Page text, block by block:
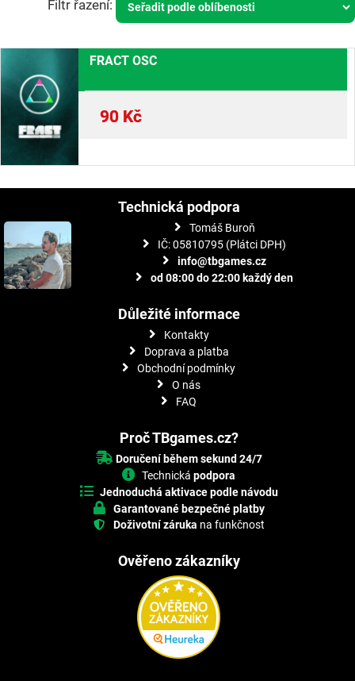
FRACT OSC
90 Kč
Technická podpora
Tomáš Buroň
IČ: 05810795 (Plátci DPH)
info@tbgames.cz
od 08:00 do 22:00 každý den
Důležité informace
Kontakty
Doprava a platba
Obchodní podmínky
O nás
FAQ
Proč TBgames.cz?
Doručení během sekund 24/7
Technickápodpora
Jednoduchá aktivace podle návodu
Garantované bezpečné platby
Doživotní záruka na funkčnost
Ověřeno zákazníky